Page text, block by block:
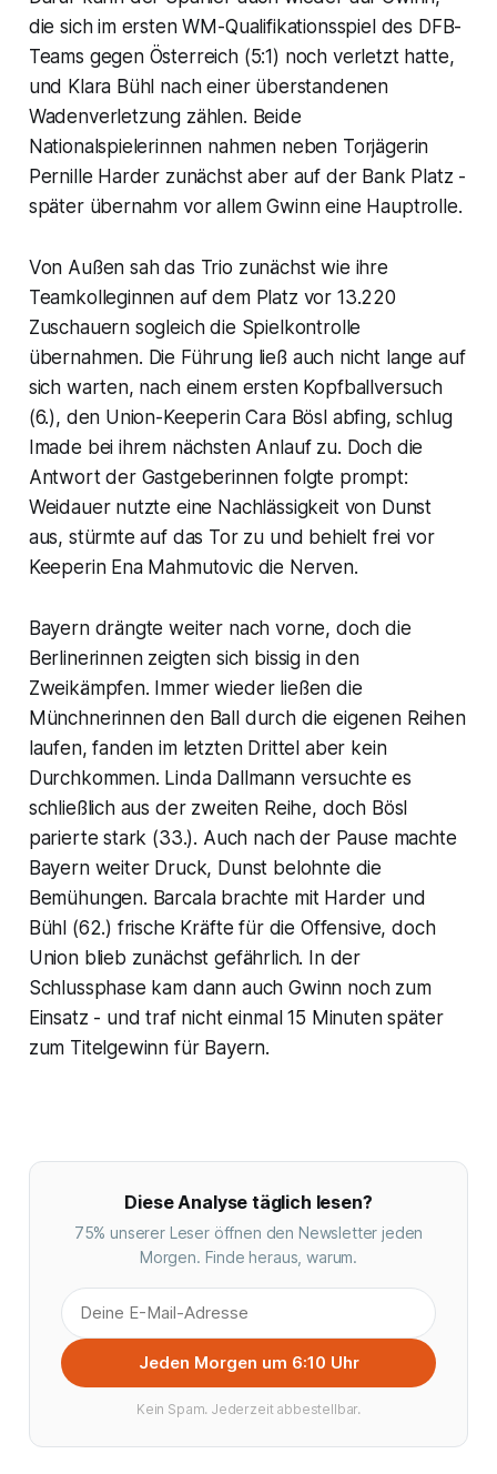
die sich im ersten WM-Qualifikationsspiel des DFB-
Teams gegen Österreich (5:1) noch verletzt hatte,
und Klara Bühl nach einer überstandenen
Wadenverletzung zählen. Beide
Nationalspielerinnen nahmen neben Torjägerin
Pernille Harder zunächst aber auf der Bank Platz -
später übernahm vor allem Gwinn eine Hauptrolle.
Von Außen sah das Trio zunächst wie ihre
Teamkolleginnen auf dem Platz vor 13.220
Zuschauern sogleich die Spielkontrolle
übernahmen. Die Führung ließ auch nicht lange auf
sich warten, nach einem ersten Kopfballversuch
(6.), den Union-Keeperin Cara Bösl abfing, schlug
Imade bei ihrem nächsten Anlauf zu. Doch die
Antwort der Gastgeberinnen folgte prompt:
Weidauer nutzte eine Nachlässigkeit von Dunst
aus, stürmte auf das Tor zu und behielt frei vor
Keeperin Ena Mahmutovic die Nerven.
Bayern drängte weiter nach vorne, doch die
Berlinerinnen zeigten sich bissig in den
Zweikämpfen. Immer wieder ließen die
Münchnerinnen den Ball durch die eigenen Reihen
laufen, fanden im letzten Drittel aber kein
Durchkommen. Linda Dallmann versuchte es
schließlich aus der zweiten Reihe, doch Bösl
parierte stark (33.). Auch nach der Pause machte
Bayern weiter Druck, Dunst belohnte die
Bemühungen. Barcala brachte mit Harder und
Bühl (62.) frische Kräfte für die Offensive, doch
Union blieb zunächst gefährlich. In der
Schlussphase kam dann auch Gwinn noch zum
Einsatz - und traf nicht einmal 15 Minuten später
zum Titelgewinn für Bayern.
Diese Analyse täglich lesen?
75% unserer Leser öffnen den Newsletter jeden
Morgen. Finde heraus, warum.
Jeden Morgen um 6:10 Uhr
Kein Spam. Jederzeit abbestellbar.